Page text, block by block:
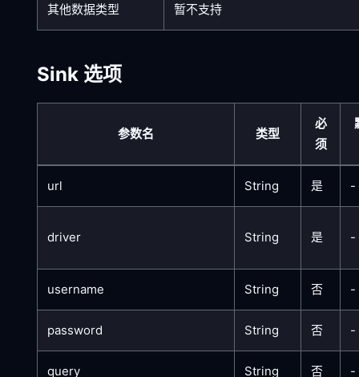
其他数据类型 暂不支持
Sink 选项
参数名 类型
必
须
url String 是 -
driver String 是 -
username String 否 -
password String 否 -
query String 否 -